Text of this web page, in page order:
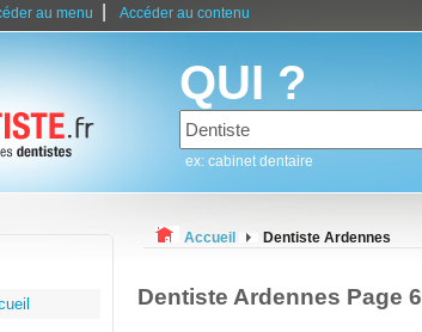
au menu Accéder au contenu
QUI ?
ex: cabinet dentaire
Accueil Dentiste Ardennes
Dentiste Ardennes Page 6